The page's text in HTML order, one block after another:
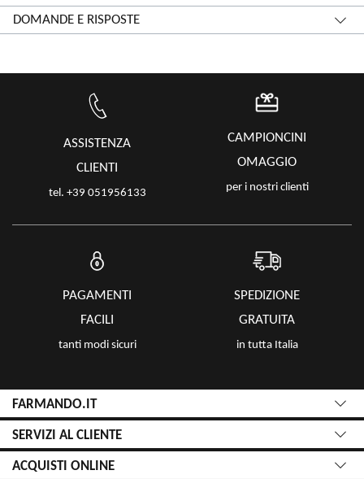
DOMANDE E RISPOSTE
ASSISTENZA
CLIENTI
tel. +39 051956133
CAMPIONCINI
OMAGGIO
per i nostri clienti
PAGAMENTI
FACILI
tanti modi sicuri
SPEDIZIONE
GRATUITA
in tutta Italia
FARMANDO.IT
SERVIZI AL CLIENTE
ACQUISTI ONLINE